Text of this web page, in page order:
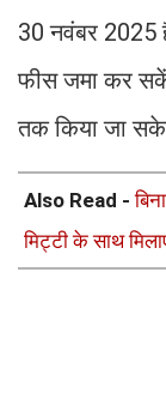
30 नवंबर 2025
फीस जमा कर
तक किया जा
Also Read -
मिट्टी के साथ